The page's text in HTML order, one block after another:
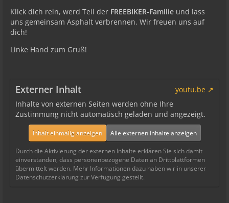
Klick dich rein, werd Teil der FREEBIKER-Familie und lass
uns gemeinsam Asphalt verbrennen. Wir freuen uns auf
dich!
Linke Hand zum Gruß!
Externer Inhalt
youtu.be
Inhalte von externen Seiten werden ohne Ihre
Zustimmung nicht automatisch geladen und angezeigt.
Inhalt einmalig anzeigen Alle externen Inhalte anzeigen
Durch die Aktivierung der externen Inhalte erklären Sie sich damit
einverstanden, dass personenbezogene Daten an Drittplattformen
übermittelt werden. Mehr Informationen dazu haben wir in unserer
Datenschutzerklärung zur Verfügung gestellt.